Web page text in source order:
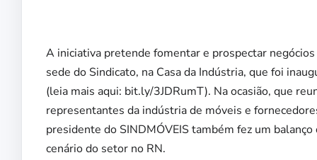
A iniciativa pretende fomentar e prospectar
sede do Sindicato, na Casa da Indústria, que foi
(leia mais aqui: bit.ly/3JDRumT). Na ocasião, que
representantes da indústria de móveis e
presidente do SINDMÓVEIS também fez um
cenário do setor no RN.